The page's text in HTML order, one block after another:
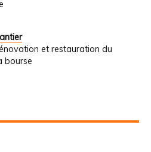
et restauration du
bourse